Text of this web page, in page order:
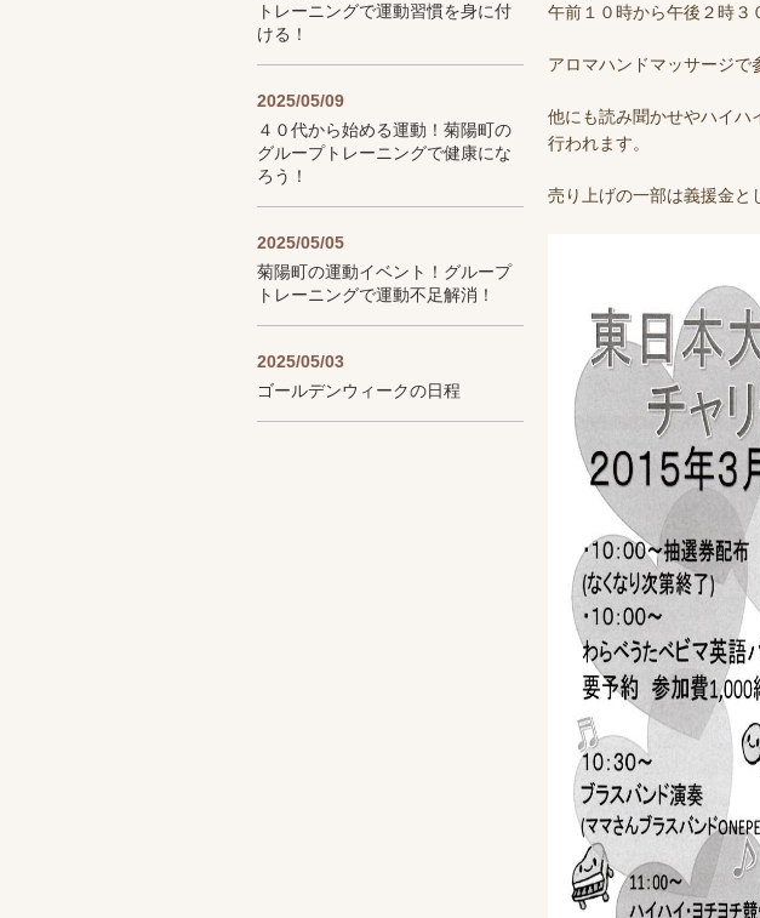
午前１０時から午後２時３
アロマハンドマッサージで
他にも読み聞かせやハイハ
行われます。
売り上げの一部は義援金と
トレーニングで運動習慣を身に付
ける！
2025/05/09
４０代から始める運動！菊陽町の
グループトレーニングで健康にな
ろう！
2025/05/05
菊陽町の運動イベント！グループ
トレーニングで運動不足解消！
2025/05/03
ゴールデンウィークの日程